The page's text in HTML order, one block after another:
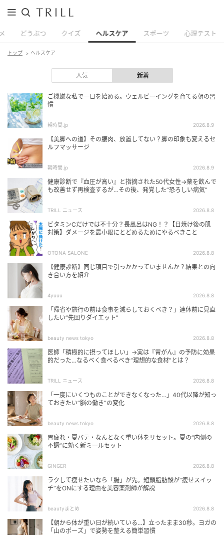
どうぶつ クイズ ヘルスケア スポーツ 心理テスト
トップ ヘルスケア
人気 新着
ご機嫌な私で一日を始める。ウェルビーイングを育てる朝の習
慣
朝時間.jp 2026.8.9
【美脚への道】その腰肉、放置してない？脚の印象も変えるセ
ルフマッサージ
朝時間.jp 2026.8.9
健康診断で『血圧が高い』と指摘された50代女性→薬を飲んで
も改善せず再検査するが…その後、発覚した“恐ろしい病気”
TRILL ニュース 2026.8.8
ビタミンCだけでは不十分？長風呂はNG！？【日焼け後の肌
対策】ダメージを最小限にとどめるためにやるべきこと
OTONA SALONE 2026.8.8
【健康診断】同じ項目で引っかかっていませんか？結果との向
き合い方を紹介
4yuuu 2026.8.8
「帰省や旅行の前は食事を減らしておくべき？」連休前に見直
したい“先回りダイエット”
beauty news tokyo 2026.8.8
医師「積極的に摂ってほしい」→実は『胃がん』の予防に効果
的だった…なるべく食べるべき“理想的な食材”とは？
TRILL ニュース 2026.8.8
「一度にいくつものことができなくなった…」40代以降が知っ
ておきたい“脳の働き”の変化
beauty news tokyo 2026.8.8
胃疲れ・夏バテ・なんとなく重い体をリセット。夏の“内側の
不調”に効く新ミールセット
GINGER 2026.8.8
ラクして痩せたいなら「腸」が先。短鎖脂肪酸が“痩せスイッ
チ”をONにする理由を美容薬剤師が解説
beautyまとめ 2026.8.8
【朝から体が重い日が続いている…】立ったまま30秒。ヨガの
「山のポーズ」で姿勢を整える簡単習慣